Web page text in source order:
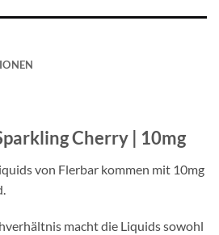
Cherry | 10mg
von Flerbar kommen mit 10mg
macht die Liquids sowohl